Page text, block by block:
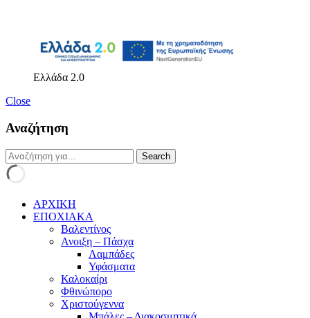
Ελλάδα 2.0
Close
Αναζήτηση
ΑΡΧΙΚΗ
ΕΠΟΧΙΑΚΑ
Βαλεντίνος
Ανοιξη – Πάσχα
Λαμπάδες
Υφάσματα
Καλοκαίρι
Φθινώπορο
Χριστούγεννα